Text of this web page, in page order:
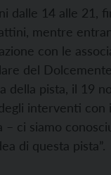
dalle 14 alle 21,
mentre
con le
del
della pista, il 19
interventi
– ci siamo
di questa pista”.